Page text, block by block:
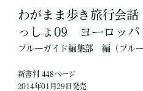
わがまま歩き旅行会
っしょ09 ヨーロッパ
ブルーガイド編集部 編（ブル
新書判 448ページ
2014年01月29日発売